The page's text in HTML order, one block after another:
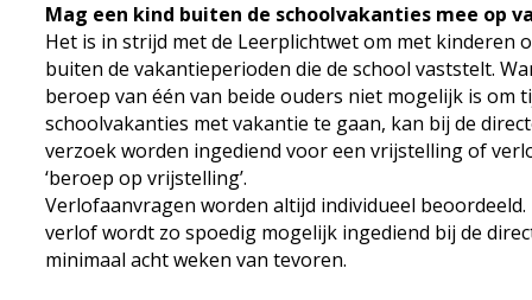
Mag een kind buiten de schoolvakanties mee op
Het is in strijd met de Leerplichtwet om met kinderen
buiten de vakantieperioden die de school vaststelt.
beroep van één van beide ouders niet mogelijk is om
schoolvakanties met vakantie te gaan, kan bij de
verzoek worden ingediend voor een vrijstelling of
‘beroep op vrijstelling’.
Verlofaanvragen worden altijd individueel beoordeeld.
verlof wordt zo spoedig mogelijk ingediend bij de
minimaal acht weken van tevoren.